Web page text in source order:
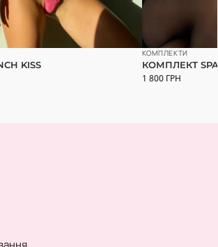
KISS
КОМПЛЕКТИ
КОМПЛЕКТ
1 800 ГРН